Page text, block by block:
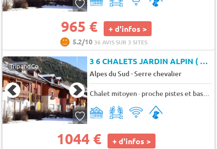
965 € + d'infos >
5.2/10 36 AVIS SUR 3 SITES
TripandCo 3 6 CHALETS JARDIN ALPIN ( CJA483P6)
Alpes du Sud-Serre chevalier
Chalet mitoyen · proche pistes et base loisirs l'été · idéalement situé - 8 pers. - 61m2 - TV - Animaux admis
1044 € + d'infos >